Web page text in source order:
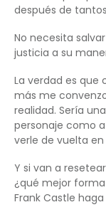
después de
No necesita
justicia a su
La verdad es que
más me
realidad. Sería
personaje como
verle de vuelta
Y si van a
¿qué mejor
Frank Castle